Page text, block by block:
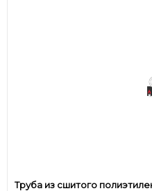
Труба из сшитого